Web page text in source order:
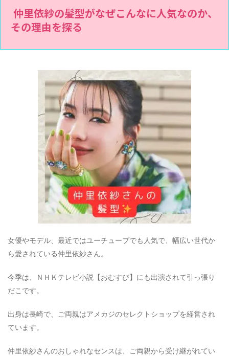
仲里依紗の髪型がなぜこんなに人気なのか、
その理由を探る
女優やモデル、最近ではユーチューブでも人気で、幅広い世代か
ら愛されている仲里依紗さん。
今季は、ＮＨＫテレビ小説【おむすび】にも出演されて引っ張り
だこです。
出身は長崎で、ご両親はアメカジのセレクトショップを経営され
ています。
仲里依紗さんのおしゃれなセンスは、ご両親から受け継がれてい